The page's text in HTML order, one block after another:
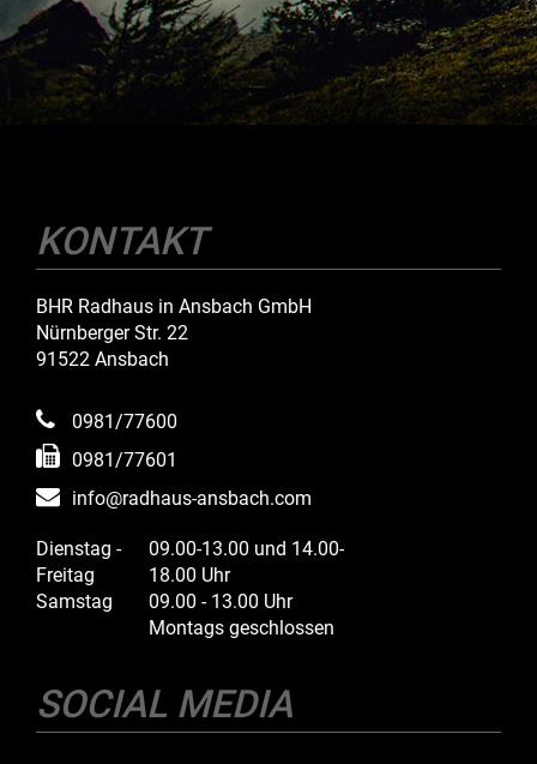
KONTAKT
BHR Radhaus in Ansbach GmbH
Nürnberger Str. 22
91522 Ansbach
0981/77600
0981/77601
info@radhaus-ansbach.com
Dienstag -
Freitag
09.00-13.00 und 14.00-
18.00 Uhr
Samstag
09.00 - 13.00 Uhr
Montags geschlossen
SOCIAL MEDIA